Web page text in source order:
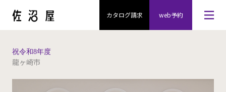
カタログ請求 web予約
祝令和8年度
龍ヶ崎市